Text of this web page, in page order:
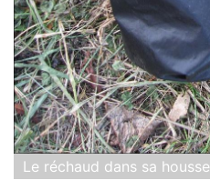
Le réchaud dans sa housse